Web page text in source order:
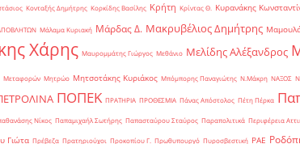
Κονταξής Δημήτρης Κορκίδης Βασίλης Κρήτη Κρίντας Θ. Κυρανάκης
Μάλαμα Κυριακή Μάρδας Δ. Μακρυβέλιος Δημήτρης
Χάρης Μαυρομμάτης Γιώργος Μεθάνιο Μελίδης Αλέξανδρος
Μεταφορών Μητρώο Μητσοτάκης Κυριάκος Μπόμπορης Παναγιώτης Ν.Μάκρη ΝΑΞΟΣ
ΠΟΠΕΚ ΠΡΑΤΗΡΙΑ ΠΡΟΘΕΣΜΙΑ Πάνας Απόστολος Πέτη Πέρκα
Νίκος Παπαμιχαήλ Σωτήρης Παπασταύρου Σταύρος Παραπολιτικά Περιφέρεια
Γιώτα Πρέβεζα Πρατηριούχοι Προκοπίου Γ. Πρωθυπουργό Πυροσβεστική ΡΑΕ